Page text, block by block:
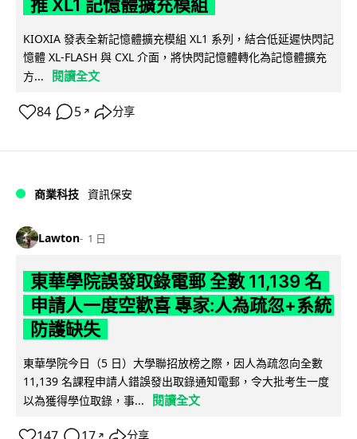
推 XL1 記憶體擴充模組
KIOXIA 發表全新記憶體擴充模組 XL1 系列，結合低延遲快閃記
憶體 XL-FLASH 與 CXL 介面，將快閃記憶體轉化為記憶體擴充
方...
閱讀全文
84 5 ↗ 分享
商業科技 資訊保安
Lawton 1 日
東華學院誤發取錄電郵 全數 11,139 名
申請人一度空歡喜 專家:人為疏忽+系統
防護缺失
東華學院今日（5 日）大學聯招放榜之際，因人為疏忽向全數
11,139 名課程申請人錯誤發出取錄通知電郵，令大批考生一度
以為獲得學位取錄，事...
閱讀全文
↗ 分享